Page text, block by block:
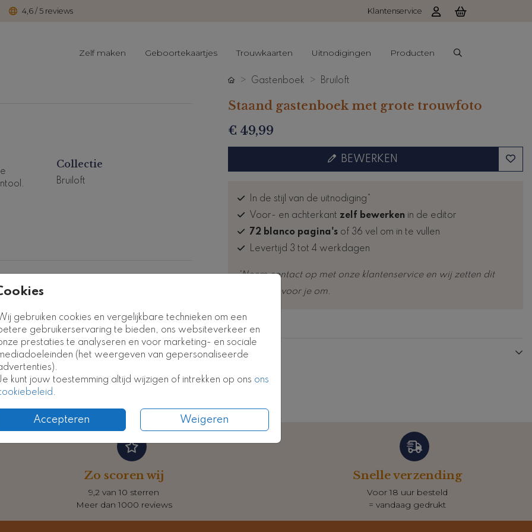
4,6 / 5 reviews Klantenservice
Zelf maken Geboortekaartjes Trouwkaarten Uitnodigingen Producten
gebruiken cookies en vergelijkbare technieken om een
gebruikerservaring te bieden, ons websiteverkeer en
prestaties te analyseren en voor marketing- en sociale
(het weergeven van gepersonaliseerde
kunt jouw toestemming altijd wijzigen of intrekken op ons ons
.
Accepteren Weigeren
Collectie
Bruiloft
Gastenboek Bruiloft
Staand gastenboek met grote trouwfoto
€ 49,99
BEWERKEN
In de stijl van de uitnodiging*
Voor- en achterkant zelf bewerken in de editor
72 blanco pagina'sof 36 vel om in te vullen
Levertijd 3 tot 4 werkdagen
*Neem contact op met onze klantenservice en wij zetten dit
kosteloos voor je om.
Prijzen
Zo scoren wij
9,2 van 10 sterren
Meer dan 1000 reviews
Snelle verzending
Voor 18 uur besteld
= vandaag gedrukt